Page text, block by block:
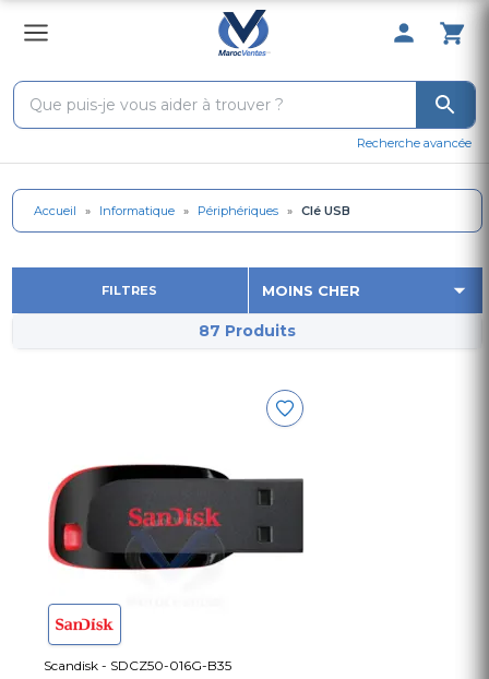
0 Produit
Recherche avancée
Accueil » Informatique » Périphériques » Clé USB
FILTRES
87 Produits
Scandisk - SDCZ50-016G-B35